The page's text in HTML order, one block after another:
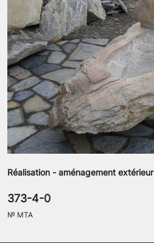
Réalisation - aménagement extérieur
373-4-0
№ MTA